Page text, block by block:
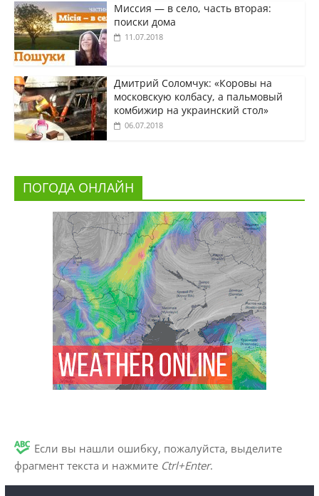
Миссия — в село, часть вторая:
поиски дома
11.07.2018
Дмитрий Соломчук: «Коровы на
московскую колбасу, а пальмовый
комбижир на украинский стол»
06.07.2018
ПОГОДА ОНЛАЙН
Если вы нашли ошибку, пожалуйста, выделите
фрагмент текста и нажмите Ctrl+Enter.